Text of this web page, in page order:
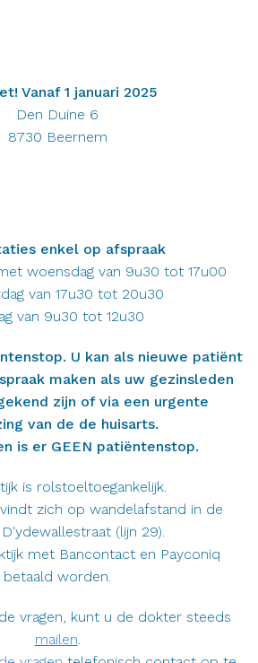
Vanaf 1 januari 2025
Den Duine 6
8730 Beernem
enkel op afspraak
woensdag van 9u30 tot 17u00
van 17u30 tot 20u30
van 9u30 tot 12u30
U kan als nieuwe patiënt
maken als uw gezinsleden
zijn of via een urgente
van de de huisarts.
is er GEEN patiëntenstop.
is rolstoeltoegankelijk.
zich op wandelafstand in de
(lijn 29).
met Bancontact en Payconiq
betaald worden.
vragen, kunt u de dokter steeds
mailen.